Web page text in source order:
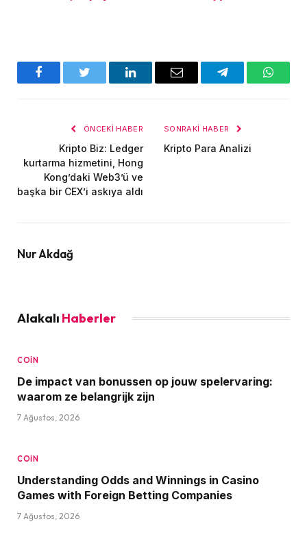
FacebookTwitter LinkedInE-
Telegram
ÖNCEKI HABER
Kripto Biz: Ledger
kurtarma hizmetini, Hong
Kong’daki Web3’ü ve
başka bir CEX’i askıya aldı
SONRAKI HABER
Kripto Para Analizi
Nur Akdağ
Alakalı Haberler
COIN
De impact van bonussen op jouw spelervaring:
waarom ze belangrijk zijn
7 Ağustos, 2026
COIN
Understanding Odds and Winnings in Casino
Games with Foreign Betting Companies
7 Ağustos, 2026